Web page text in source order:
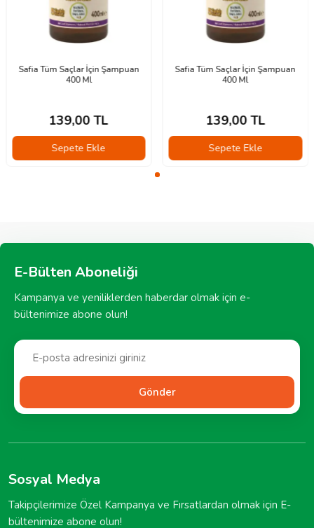
Safia Tüm Saçlar İçin Şampuan
400 Ml
139,00TL
Sepete Ekle
Safia Tüm Saçlar İçin Şampuan
400 Ml
139,00TL
Sepete Ekle
E-Bülten Aboneliği
Kampanya ve yeniliklerden haberdar olmak için e-
bültenimize abone olun!
Gönder
Sosyal Medya
Takipçilerimize Özel Kampanya ve Fırsatlardan olmak için E-
bültenimize abone olun!